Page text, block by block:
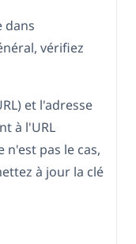
dans
vérifiez
et l'adresse
à l'URL
n'est pas le cas,
à jour la clé